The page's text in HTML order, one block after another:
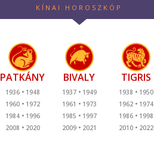
KÍNAI HOROSZKÓP
PATKÁNY
1936
1948
1960
1972
1984
1996
2008
2020
BIVALY
1937
1949
1961
1973
1985
1997
2009
2021
TIGRIS
1938
1950
1962
1974
1986
1998
2010
2022